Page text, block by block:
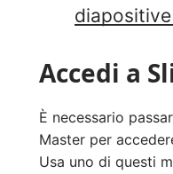
Accedi a
È necessario
Master per
Usa uno di questi